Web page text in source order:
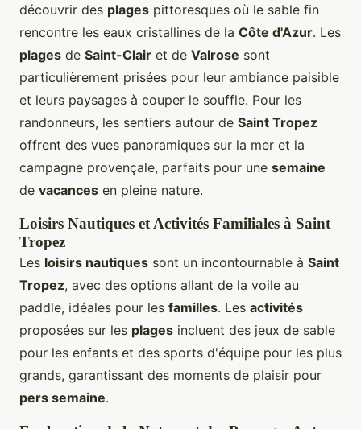
découvrir des plages pittoresques où le sable fin
rencontre les eaux cristallines de la Côte d'Azur. Les
plages de Saint-Clair et de Valrose sont
particulièrement prisées pour leur ambiance paisible
et leurs paysages à couper le souffle. Pour les
randonneurs, les sentiers autour de Saint Tropez
offrent des vues panoramiques sur la mer et la
campagne provençale, parfaits pour une semaine
de vacances en pleine nature.
Loisirs Nautiques et Activités Familiales à Saint
Tropez
Les loisirs nautiques sont un incontournable à Saint
Tropez, avec des options allant de la voile au
paddle, idéales pour les familles. Les activités
proposées sur les plages incluent des jeux de sable
pour les enfants et des sports d'équipe pour les plus
grands, garantissant des moments de plaisir pour
pers semaine.